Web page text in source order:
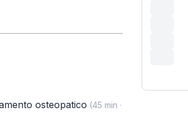
osteopatico (45 min ·